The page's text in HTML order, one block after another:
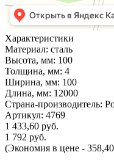
Характеристики
Материал: сталь
Высота, мм: 100
Толщина, мм: 4
Ширина, мм: 100
Длина, мм: 12000
Страна-производитель:
Артикул: 4769
1 433,60 руб.
1 792 руб.
(Экономия в цене -